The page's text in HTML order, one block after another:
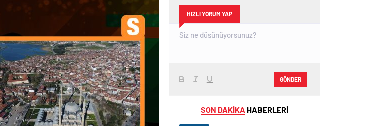
HIZLI YORUM YAP
GÖNDER
SON DAKİKA HABERLERİ